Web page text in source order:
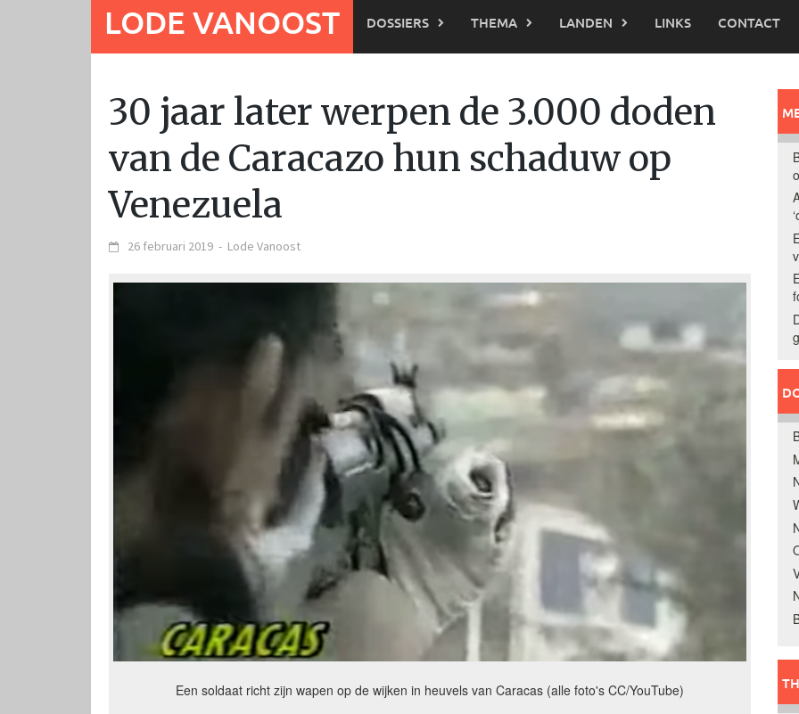
LODE VANOOST DOSSIERS THEMA LANDEN LINKS CONTACT
30 jaar later werpen de 3.000 doden
van de Caracazo hun schaduw op
Venezuela
26 februari 2019 - Lode Vanoost
Een soldaat richt zijn wapen op de wijken in heuvels van Caracas (alle foto's CC/YouTube)